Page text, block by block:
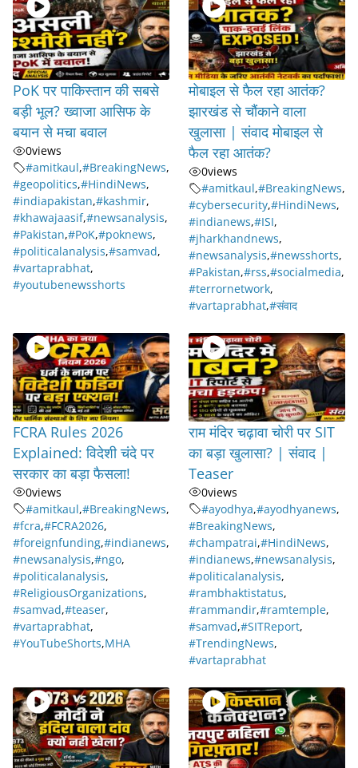
PoK पर पाकिस्तान की सबसे
बड़ी भूल? ख्वाजा आसिफ के
बयान से मचा बवाल
0views
#amitkaul,#BreakingNews,
#geopolitics,#HindiNews,
#indiapakistan,#kashmir,
#khawajaasif,#newsanalysis,
#Pakistan,#PoK,#poknews,
#politicalanalysis,#samvad,
#vartaprabhat,
#youtubenewsshorts
मोबाइल से फैल रहा आतंक?
झारखंड से चौंकाने वाला
खुलासा | संवाद मोबाइल से
फैल रहा आतंक?
0views
#amitkaul,#BreakingNews,
#cybersecurity,#HindiNews,
#indianews,#ISI,
#jharkhandnews,
#newsanalysis,#newsshorts,
#Pakistan,#rss,#socialmedia,
#terrornetwork,
#vartaprabhat,#संवाद
FCRA Rules 2026
Explained: विदेशी चंदे पर
सरकार का बड़ा फैसला!
0views
#amitkaul,#BreakingNews,
#fcra,#FCRA2026,
#foreignfunding,#indianews,
#newsanalysis,#ngo,
#politicalanalysis,
#ReligiousOrganizations,
#samvad,#teaser,
#vartaprabhat,
#YouTubeShorts,MHA
राम मंदिर चढ़ावा चोरी पर SIT
का बड़ा खुलासा? | संवाद |
Teaser
0views
#ayodhya,#ayodhyanews,
#BreakingNews,
#champatrai,#HindiNews,
#indianews,#newsanalysis,
#politicalanalysis,
#rambhaktistatus,
#rammandir,#ramtemple,
#samvad,#SITReport,
#TrendingNews,
#vartaprabhat